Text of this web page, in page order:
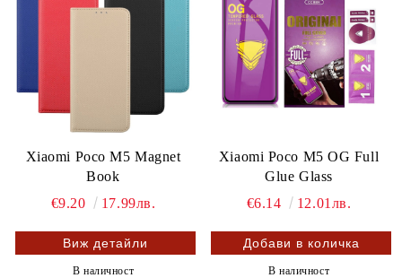
Xiaomi Poco M5 Magnet
Book
€9.20
17.99лв.
Виж детайли
В наличност
Xiaomi Poco M5 OG Full
Glue Glass
€6.14
12.01лв.
В наличност